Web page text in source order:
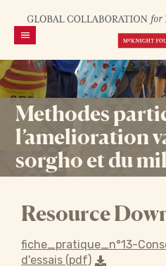
Methodes
l’amelioration
sorgho et du mil
Resource
fiche_pratique_n°13-
d'essais (pdf)